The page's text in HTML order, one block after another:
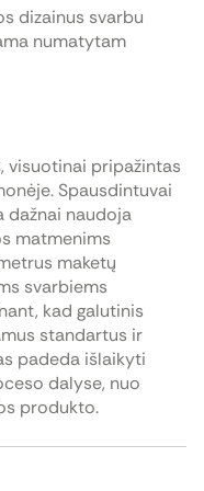
dizainus svarbu
numatytam
visuotinai pripažintas
Spausdintuvai
dažnai naudoja
matmenims
maketų
svarbiems
kad galutinis
standartus ir
padeda išlaikyti
dalyse, nuo
produkto.